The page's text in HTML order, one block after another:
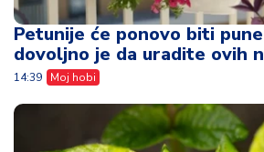
Petunije će ponovo biti
dovoljno je da uradite ovih
14:39 Moj hobi